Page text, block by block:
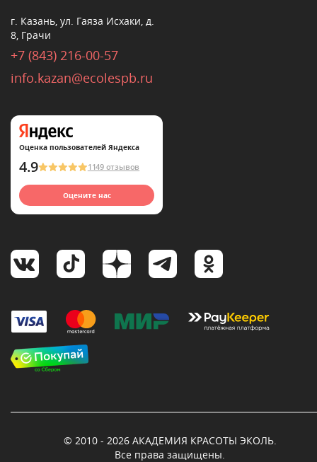
г. Казань, ул. Гаяза Исхаки, д.
8, Грачи
+7 (843) 216-00-57
info.kazan@ecolespb.ru
Оценка пользователей Яндекса
4.9 1149 отзывов
Оцените нас
© 2010 - 2026 АКАДЕМИЯ КРАСОТЫ ЭКОЛЬ.
Все права защищены.